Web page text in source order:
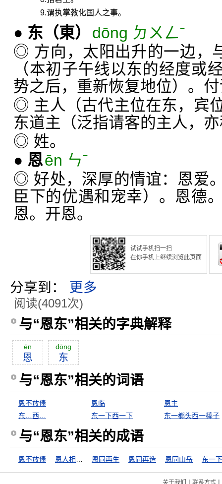
9.谓执掌教化国人之事。
● 东 （東）
dōng ㄉㄨㄥˉ
◎ 方向，太阳出升的一边，
（本初子午线以东的经度或
势之后，重新恢复地位）。
◎ 主人（古代主位在东，宾
东道主（泛指请客的主人，亦
◎ 姓。
● 恩ēn ㄣˉ
◎ 好处，深厚的情谊：恩爱
臣下的优遇和宠幸）。恩德
恩。开恩。
试试手机扫一扫
在你手机上继续浏览此页面
分享到： 更多
阅读(4091次)
与“恩东”相关的字典解释
ēn
恩
dōng
东
与“恩东”相关的词语
恩不放债 恩临
恩主
东…西…
东一下西一下 东一榔头西一棒子
与“恩东”相关的成语
恩不放债 恩同再生 恩同再造 恩同山岳
关于我们 | 联系方式|